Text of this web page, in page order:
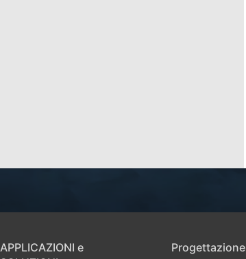
APPLICAZIONI e
Progettazione